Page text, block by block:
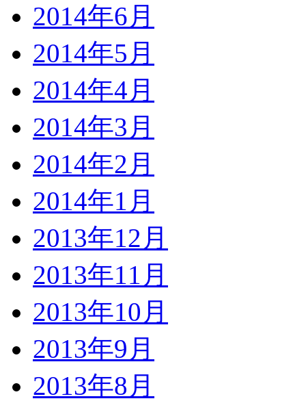
2014年6月
2014年5月
2014年4月
2014年3月
2014年2月
2014年1月
2013年12月
2013年11月
2013年10月
2013年9月
2013年8月